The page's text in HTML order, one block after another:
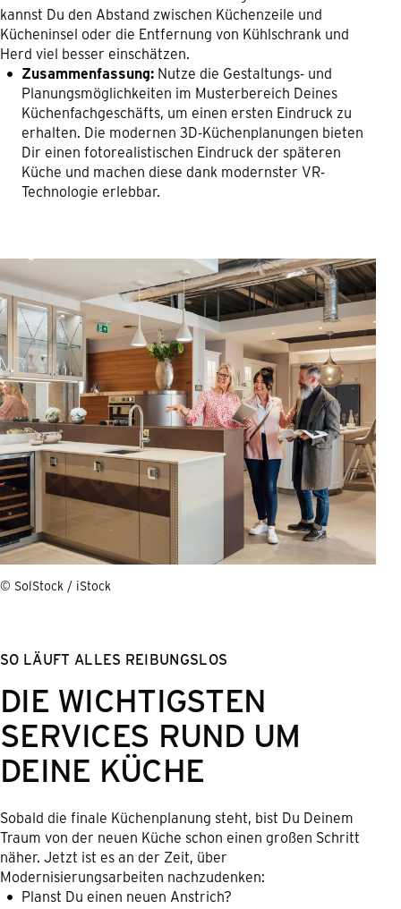
kannst Du den Abstand zwischen Küchenzeile und
Kücheninsel oder die Entfernung von Kühlschrank und
Herd viel besser einschätzen.
Zusammenfassung: Nutze die Gestaltungs- und
Planungsmöglichkeiten im Musterbereich Deines
Küchenfachgeschäfts, um einen ersten Eindruck zu
erhalten. Die modernen 3D-Küchenplanungen bieten
Dir einen fotorealistischen Eindruck der späteren
Küche und machen diese dank modernster VR-
Technologie erlebbar.
© SolStock / iStock
SO LÄUFT ALLES REIBUNGSLOS
DIE WICHTIGSTEN
SERVICES RUND UM
DEINE KÜCHE
Sobald die finale Küchenplanung steht, bist Du Deinem
Traum von der neuen Küche schon einen großen Schritt
näher. Jetzt ist es an der Zeit, über
Modernisierungsarbeiten nachzudenken:
Planst Du einen neuen Anstrich?